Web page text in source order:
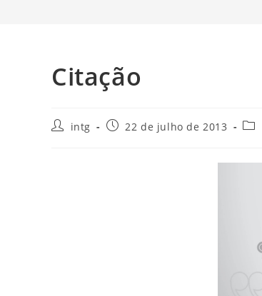
Citação
intg 22 de julho de 2013